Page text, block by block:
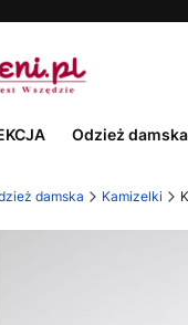
Odzież damska
damska Kamizelki